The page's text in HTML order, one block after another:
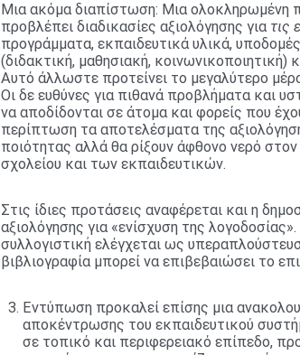
Μια ακόμα διαπίστωση: Μια ολοκληρωμένη
προβλέπει διαδικασίες αξιολόγησης για τις
προγράμματα, εκπαιδευτικά υλικά,
(διδακτική, μαθησιακή, κοινωνικοποιητική)
Αυτό άλλωστε προτείνει το μεγαλύτερο
Οι δε ευθύνες για πιθανά προβλήματα και
να αποδίδονται σε άτομα και φορείς που
περίπτωση τα αποτελέσματα της
ποιότητας αλλά θα ρίξουν άφθονο νερό
σχολείου και των εκπαιδευτικών.
Στις ίδιες προτάσεις αναφέρεται και η
αξιολόγησης για «ενίσχυση της
συλλογιστική ελέγχεται ως
βιβλιογραφία μπορεί να επιβεβαιώσει το
Εντύπωση προκαλεί επίσης μια
αποκέντρωσης του εκπαιδευτικού
σε τοπικό και περιφερειακό επίπεδο,